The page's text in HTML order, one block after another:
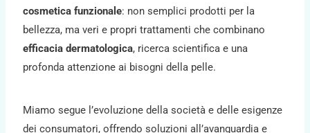
cosmetica funzionale: non semplici prodotti per la
bellezza, ma veri e propri trattamenti che combinano
efficacia dermatologica, ricerca scientifica e una
profonda attenzione ai bisogni della pelle.
Miamo segue l’evoluzione della società e delle esigenze
dei consumatori, offrendo soluzioni all’avanguardia e